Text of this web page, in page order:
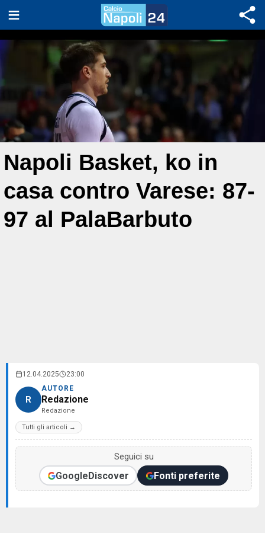
Napoli Basket, ko in
casa contro Varese: 87-
97 al PalaBarbuto
12.04.2025 23:00
R
AUTORE
Redazione
Redazione
Tutti gli articoli →
Seguici su
GoogleDiscover Fonti preferite